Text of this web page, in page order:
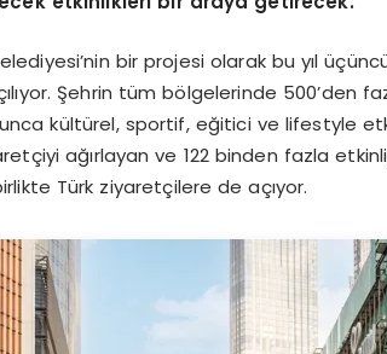
bir projesi olarak bu yıl
Şehrin tüm bölgelerinde
kültürel, sportif, eğitici ve lifestyle
ağırlayan ve 122 binden fazla
Türk ziyaretçilere de açıyor.